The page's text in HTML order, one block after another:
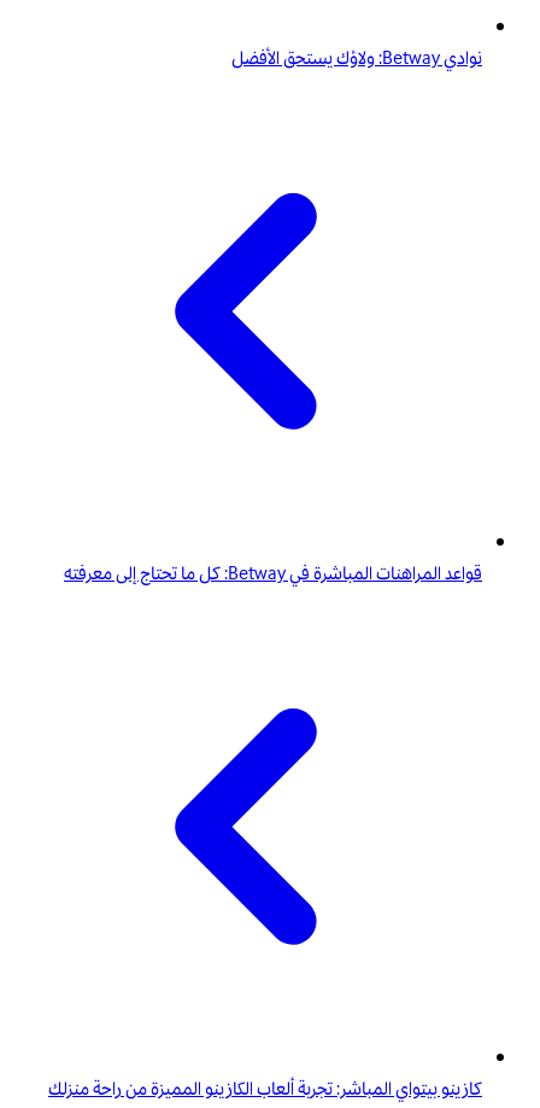
نوادي Betway: ولاؤك يستحق الأفضل
قواعد المراهنات المباشرة في Betway: كل ما تحتاج إلى معرفته
كازينو بيتواي المباشر: تجربة ألعاب الكازينو المميزة من راحة منزلك